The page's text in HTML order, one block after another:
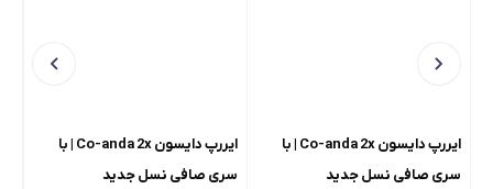
ایررپ دایسون Co-anda 2x | با
سری صافی نسل جدید
ایررپ دایسون Co-anda 2x | با
سری صافی نسل جدید